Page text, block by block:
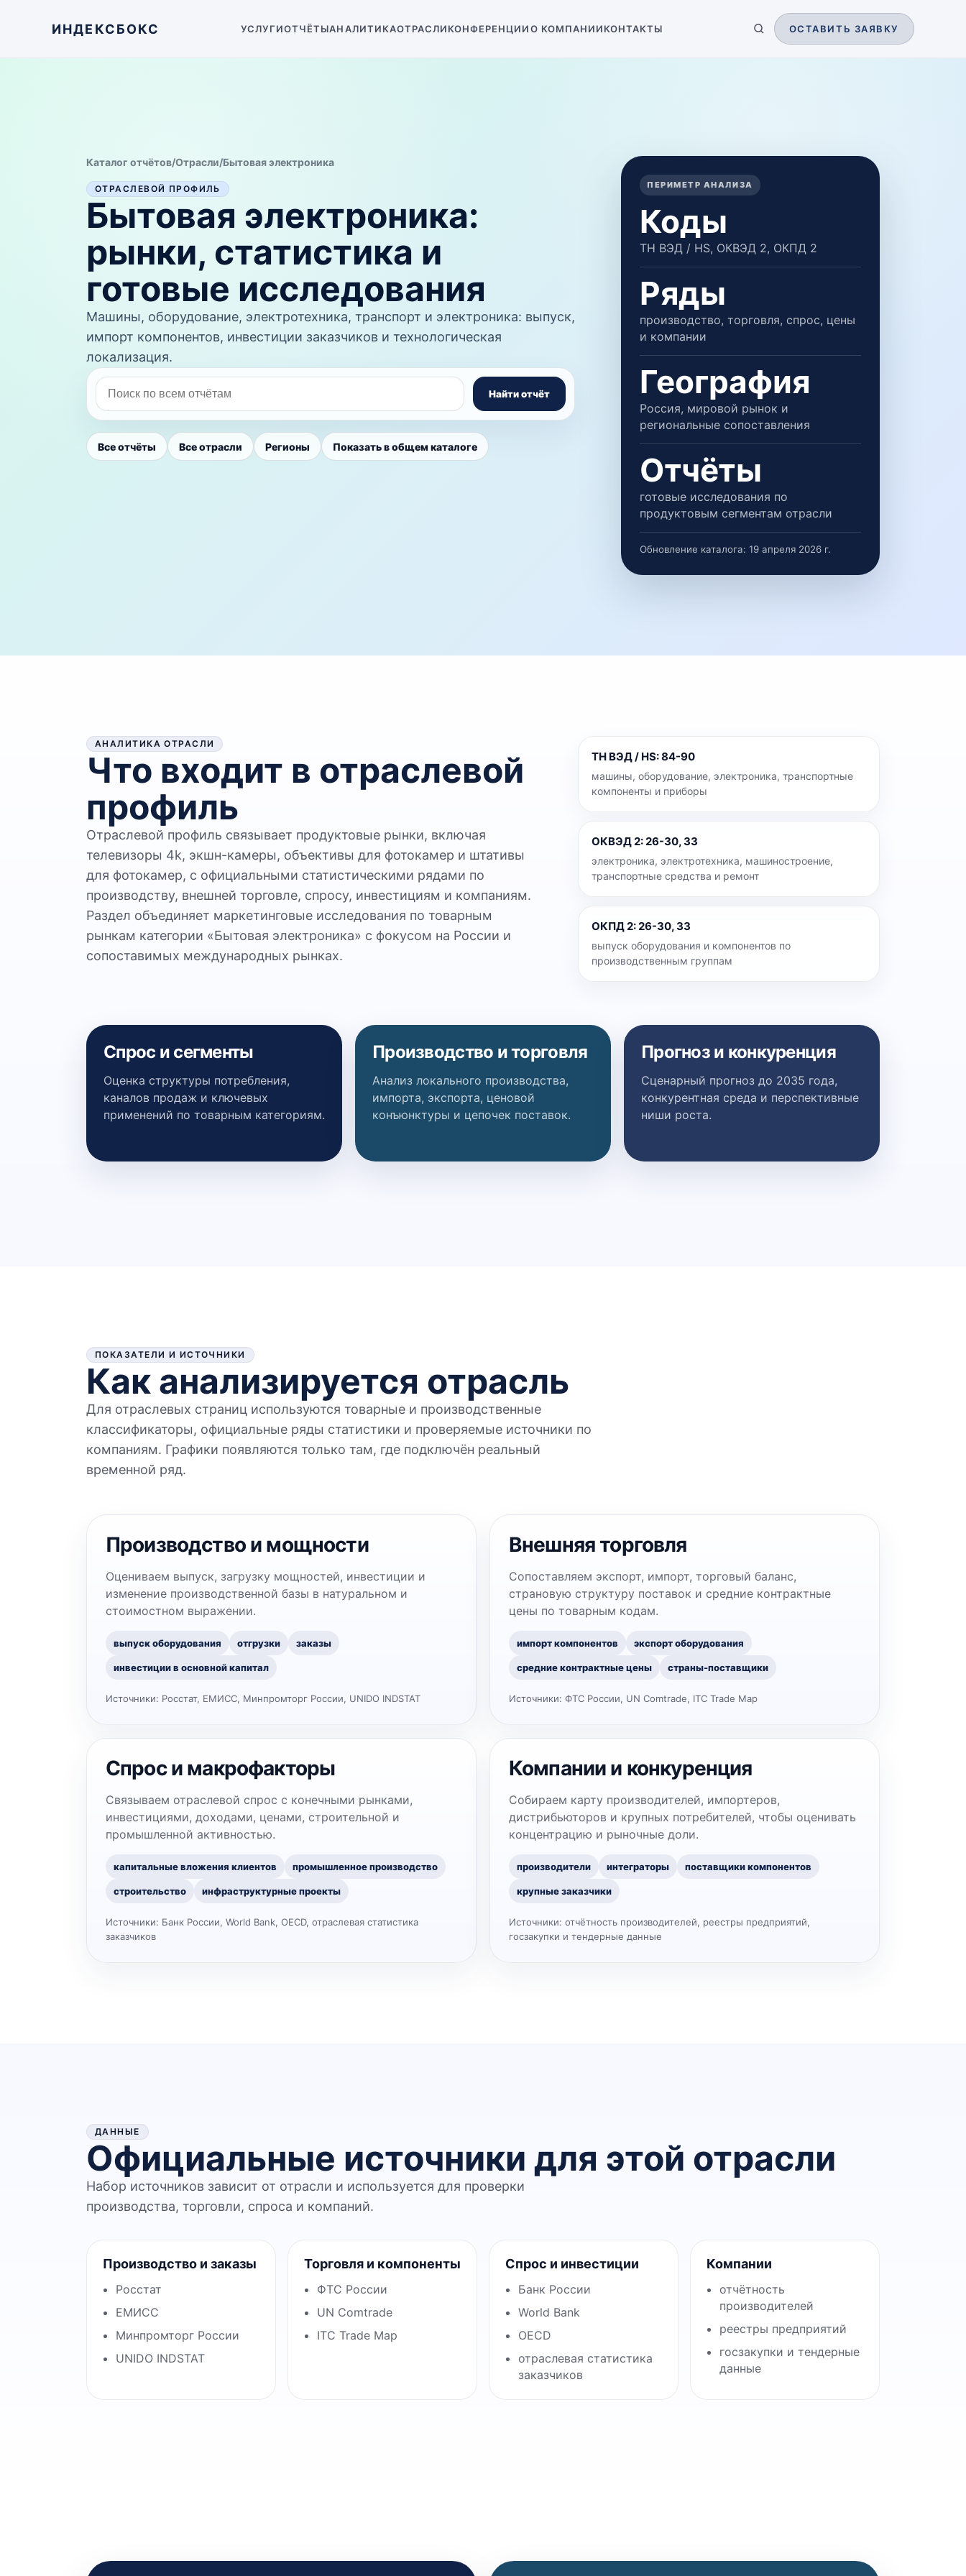
ИНДЕКСБОКС УСЛУГИОТЧЁТЫАНАЛИТИКАОТРАСЛИКОНФЕРЕНЦИИО КОМПАНИИКОНТАКТЫ ОСТАВИТЬ ЗАЯВКУ
Каталог отчётов/Отрасли/Бытовая электроника
ОТРАСЛЕВОЙ ПРОФИЛЬ
Бытовая электроника:
рынки, статистика и
готовые исследования
Машины, оборудование, электротехника, транспорт и электроника: выпуск,
импорт компонентов, инвестиции заказчиков и технологическая
локализация.
Найти отчёт
Все отчёты Все отрасли Регионы Показать в общем каталоге
ПЕРИМЕТР АНАЛИЗА
Коды
ТН ВЭД / HS, ОКВЭД 2, ОКПД 2
Ряды
производство, торговля, спрос, цены
и компании
География
Россия, мировой рынок и
региональные сопоставления
Отчёты
готовые исследования по
продуктовым сегментам отрасли
Обновление каталога: 19 апреля 2026 г.
АНАЛИТИКА ОТРАСЛИ
Что входит в отраслевой
профиль
Отраслевой профиль связывает продуктовые рынки, включая
телевизоры 4k, экшн-камеры, объективы для фотокамер и штативы
для фотокамер, с официальными статистическими рядами по
производству, внешней торговле, спросу, инвестициям и компаниям.
Раздел объединяет маркетинговые исследования по товарным
рынкам категории «Бытовая электроника» с фокусом на России и
сопоставимых международных рынках.
ТН ВЭД / HS:84-90
машины, оборудование, электроника, транспортные
компоненты и приборы
ОКВЭД 2:26-30, 33
электроника, электротехника, машиностроение,
транспортные средства и ремонт
ОКПД 2:26-30, 33
выпуск оборудования и компонентов по
производственным группам
Спрос и сегменты
Оценка структуры потребления,
каналов продаж и ключевых
применений по товарным категориям.
Производство и торговля
Анализ локального производства,
импорта, экспорта, ценовой
конъюнктуры и цепочек поставок.
Прогноз и конкуренция
Сценарный прогноз до 2035 года,
конкурентная среда и перспективные
ниши роста.
ПОКАЗАТЕЛИ И ИСТОЧНИКИ
Как анализируется отрасль
Для отраслевых страниц используются товарные и производственные
классификаторы, официальные ряды статистики и проверяемые источники по
компаниям. Графики появляются только там, где подключён реальный
временной ряд.
Производство и мощности
Оцениваем выпуск, загрузку мощностей, инвестиции и
изменение производственной базы в натуральном и
стоимостном выражении.
выпуск оборудования отгрузки заказы
инвестиции в основной капитал
Источники: Росстат, ЕМИСС, Минпромторг России, UNIDO INDSTAT
Внешняя торговля
Сопоставляем экспорт, импорт, торговый баланс,
страновую структуру поставок и средние контрактные
цены по товарным кодам.
импорт компонентов экспорт оборудования
средние контрактные цены страны-поставщики
Источники: ФТС России, UN Comtrade, ITC Trade Map
Спрос и макрофакторы
Связываем отраслевой спрос с конечными рынками,
инвестициями, доходами, ценами, строительной и
промышленной активностью.
капитальные вложения клиентов промышленное производство
строительство инфраструктурные проекты
Источники: Банк России, World Bank, OECD, отраслевая статистика
заказчиков
Компании и конкуренция
Собираем карту производителей, импортеров,
дистрибьюторов и крупных потребителей, чтобы оценивать
концентрацию и рыночные доли.
производители интеграторы поставщики компонентов
крупные заказчики
Источники: отчётность производителей, реестры предприятий,
госзакупки и тендерные данные
ДАННЫЕ
Официальные источники для этой отрасли
Набор источников зависит от отрасли и используется для проверки
производства, торговли, спроса и компаний.
Производство и заказы
Росстат
ЕМИСС
Минпромторг России
UNIDO INDSTAT
Торговля и компоненты
ФТС России
UN Comtrade
ITC Trade Map
Спрос и инвестиции
Банк России
World Bank
OECD
отраслевая статистика
заказчиков
Компании
отчётность
производителей
реестры предприятий
госзакупки и тендерные
данные